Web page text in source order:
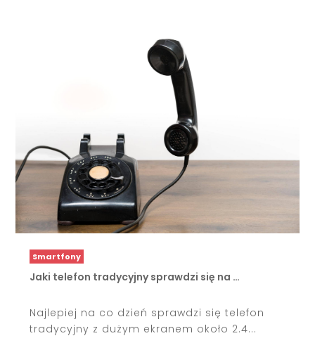
Smartfony
Jaki telefon tradycyjny sprawdzi się na …
Najlepiej na co dzień sprawdzi się telefon
tradycyjny z dużym ekranem około 2.4...